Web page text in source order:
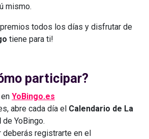
mismo.
premios todos los días y disfrutar de
tiene para ti!
participar?
YoBingo.es
abre cada día el Calendario de La
de YoBingo.
deberás registrarte en el